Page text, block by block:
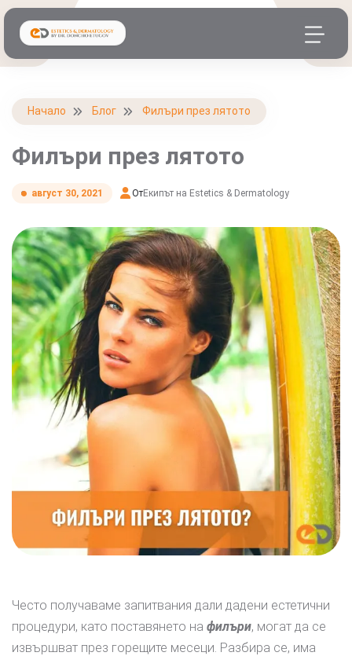
Начало Блог Филъри през лятото
Филъри през лятото
август 30, 2021 ОтЕкипът на Estetics & Dermatology
Често получаваме запитвания дали дадени естетични
процедури, като поставянето на филъри, могат да се
извършват през горещите месеци. Разбира се, има